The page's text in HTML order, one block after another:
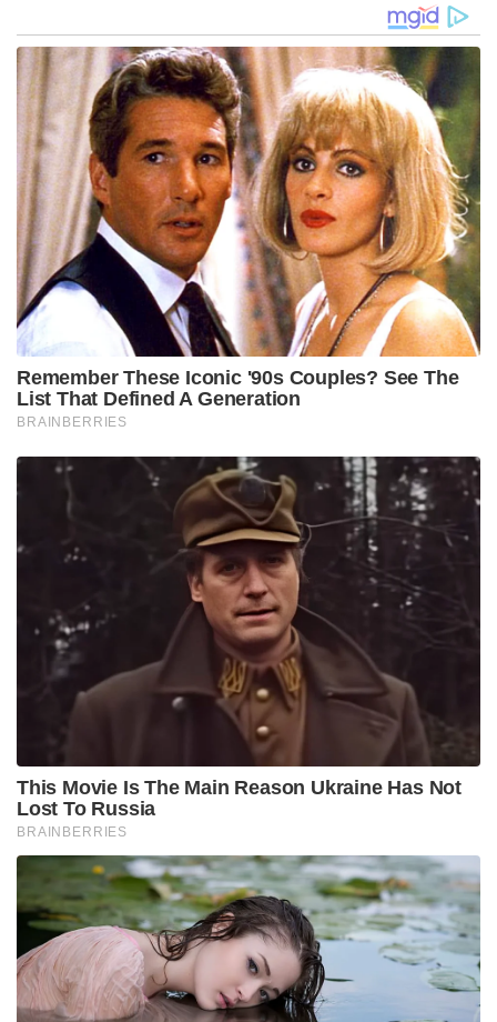
എത്തിച്ചേരുന്നുണ്ടെന്ന് മന്ത്രിമാർ നേരിട്ട്
വിലയിരുത്തണം എന്നീ കാര്യങ്ങളും പ്രധാനമന്ത്രി
മന്ത്രിമാരോട് ആവശ്യപ്പെട്ടു.
Stories you may like
പാർട്ടിക്ക് വേണ്ടി പ്രതികരിച്ചതിനാണ് കള്ളക്കേസിൽ
ജയിലിൽ അടയ്ക്കപ്പെട്ടത്, പിന്തുണ വേണ്ട, പിന്നിൽ
നിന്ന് കുത്തരുത്; ജയരാജനെതിരെ ആഞ്ഞടിച്ച്
അർജുൻ ആയങ്കി
സാധാരണക്കാർക്കും ചെറുകിട വ്യാപാരികൾക്കും ഒരു
തരത്തിലുള്ള ട്രാൻസാക്ഷൻ നിരക്കുകളും ഈടാക്കില്ല
; യു.പി.ഐ നിയമഭേദഗതിയിൽ വ്യക്തത വരുത്തി
കേന്ദ്രസർക്കാർ
പശ്ചിമേഷ്യൻ സംഘർഷങ്ങളും അത്
ഇന്ത്യയിലുണ്ടാക്കാവുന്ന സാമ്പത്തിക ആഘാതങ്ങളും
യോഗം വിശദമായി വിലയിരുത്തി. പശ്ചിമേഷ്യയിലെ
യുദ്ധസമാനമായ അന്തരീക്ഷം കാരണം ആഗോള
വിപണിയിൽ എണ്ണവില വർദ്ധിക്കുന്നതും വിതരണ
ശൃംഖലയിലെ തടസ്സങ്ങളും വിലക്കയറ്റത്തിന്
കാരണമാകാതിരിക്കാൻ രാജ്യം സ്വീകരിക്കേണ്ട
മുൻകരുതലുകൾ യോഗം ചർച്ച ചെയ്തു.
ministers meeting
marathon meeting